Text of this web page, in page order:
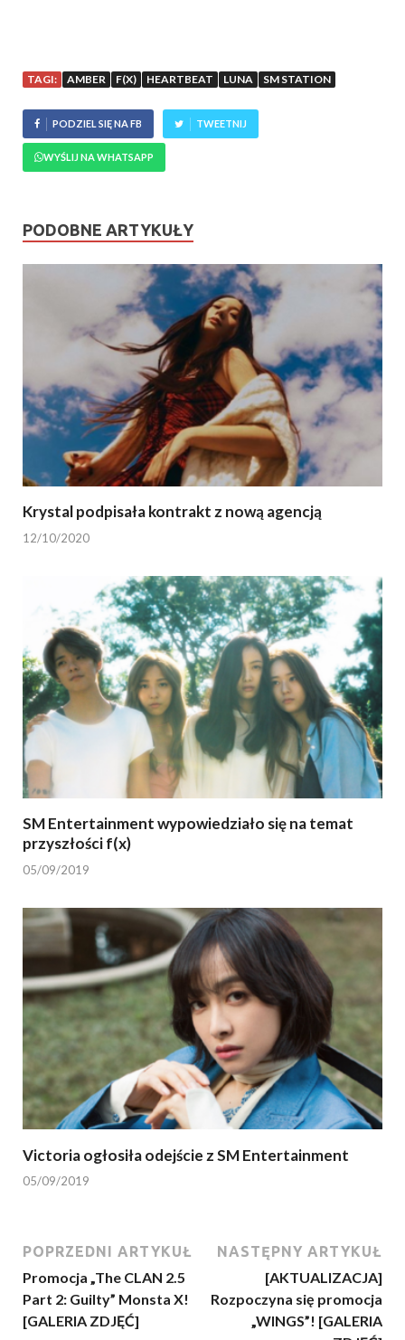
TAGI: AMBER F(X) HEARTBEAT LUNA SM STATION
PODZIEL SIĘ NA FB TWEETNIJ
WYŚLIJ NA WHATSAPP
PODOBNE ARTYKUŁY
Krystal podpisała kontrakt z nową agencją
12/10/2020
SM Entertainment wypowiedziało się na temat
przyszłości f(x)
05/09/2019
Victoria ogłosiła odejście z SM Entertainment
05/09/2019
POPRZEDNI ARTYKUŁ
Promocja „The CLAN 2.5
Part 2: Guilty” Monsta X!
[GALERIA ZDJĘĆ]
NASTĘPNY ARTYKUŁ
[AKTUALIZACJA]
Rozpoczyna się promocja
„WINGS”! [GALERIA